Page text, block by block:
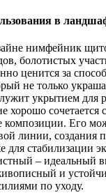
в
нимфейник
болотистых
ценится за
не только
укрытием для
хорошо
композиции. Его
линии, создания
для стабилизации
– идеальный
и
по уходу.